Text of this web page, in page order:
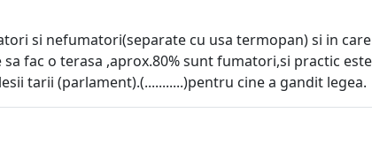
si nefumatori(separate cu usa termopan) si in
fac o terasa ,aprox.80% sunt fumatori,si practic
tarii (parlament).(...........)pentru cine a gandit legea.